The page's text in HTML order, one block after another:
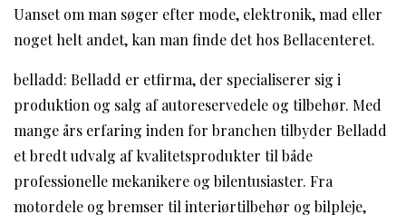
Uanset om man søger efter mode, elektronik, mad eller
noget helt andet, kan man finde det hos Bellacenteret.
belladd: Belladd er etfirma, der specialiserer sig i
produktion og salg af autoreservedele og tilbehør. Med
mange års erfaring inden for branchen tilbyder Belladd
et bredt udvalg af kvalitetsprodukter til både
professionelle mekanikere og bilentusiaster. Fra
motordele og bremser til interiørtilbehør og bilpleje,